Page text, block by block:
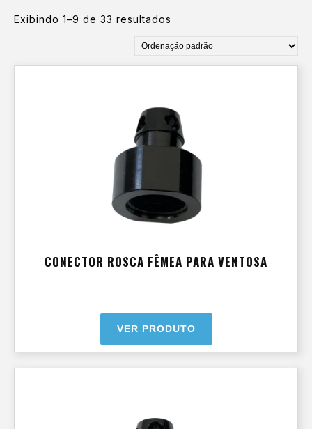
Exibindo 1–9 de 33 resultados
CONECTOR ROSCA FÊMEA PARA VENTOSA
VER PRODUTO